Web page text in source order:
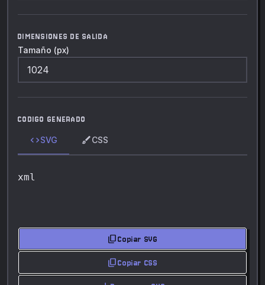
DIMENSIONES DE SALIDA
Tamaño (px)
CODIGO GENERADO
codeSVG brushCSS
xml
content_copyCopiar SVG
content_copyCopiar CSS